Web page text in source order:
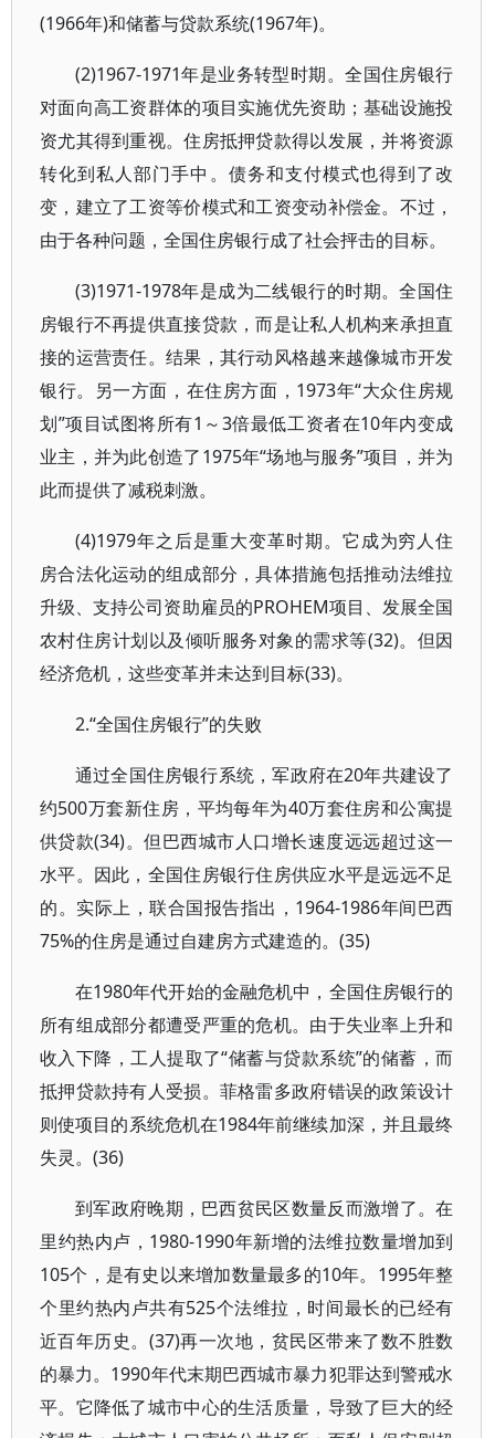
(1966年)和储蓄与贷款系统(1967年)。
(2)1967-1971年是业务转型时期。全国住房银行
对面向高工资群体的项目实施优先资助；基础设施投
资尤其得到重视。住房抵押贷款得以发展，并将资源
转化到私人部门手中。债务和支付模式也得到了改
变，建立了工资等价模式和工资变动补偿金。不过，
由于各种问题，全国住房银行成了社会抨击的目标。
(3)1971-1978年是成为二线银行的时期。全国住
房银行不再提供直接贷款，而是让私人机构来承担直
接的运营责任。结果，其行动风格越来越像城市开发
银行。另一方面，在住房方面，1973年“大众住房规
划”项目试图将所有1～3倍最低工资者在10年内变成
业主，并为此创造了1975年“场地与服务”项目，并为
此而提供了减税刺激。
(4)1979年之后是重大变革时期。它成为穷人住
房合法化运动的组成部分，具体措施包括推动法维拉
升级、支持公司资助雇员的PROHEM项目、发展全国
农村住房计划以及倾听服务对象的需求等(32)。但因
经济危机，这些变革并未达到目标(33)。
2.“全国住房银行”的失败
通过全国住房银行系统，军政府在20年共建设了
约500万套新住房，平均每年为40万套住房和公寓提
供贷款(34)。但巴西城市人口增长速度远远超过这一
水平。因此，全国住房银行住房供应水平是远远不足
的。实际上，联合国报告指出，1964-1986年间巴西
75%的住房是通过自建房方式建造的。(35)
在1980年代开始的金融危机中，全国住房银行的
所有组成部分都遭受严重的危机。由于失业率上升和
收入下降，工人提取了“储蓄与贷款系统”的储蓄，而
抵押贷款持有人受损。菲格雷多政府错误的政策设计
则使项目的系统危机在1984年前继续加深，并且最终
失灵。(36)
到军政府晚期，巴西贫民区数量反而激增了。在
里约热内卢，1980-1990年新增的法维拉数量增加到
105个，是有史以来增加数量最多的10年。1995年整
个里约热内卢共有525个法维拉，时间最长的已经有
近百年历史。(37)再一次地，贫民区带来了数不胜数
的暴力。1990年代末期巴西城市暴力犯罪达到警戒水
平。它降低了城市中心的生活质量，导致了巨大的经